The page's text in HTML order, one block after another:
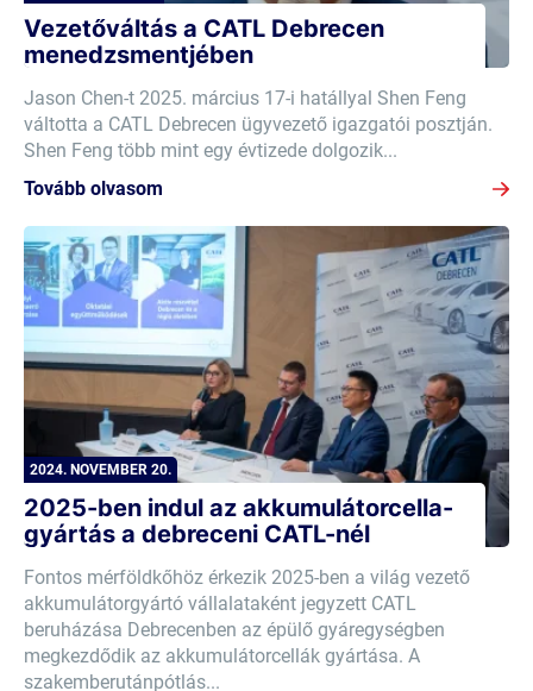
Vezetőváltás a CATL Debrecen
menedzsmentjében
Jason Chen-t 2025. március 17-i hatállyal Shen Feng
váltotta a CATL Debrecen ügyvezető igazgatói posztján.
Shen Feng több mint egy évtizede dolgozik...
Tovább olvasom
2024. NOVEMBER 20.
2025-ben indul az akkumulátorcella-
gyártás a debreceni CATL-nél
Fontos mérföldkőhöz érkezik 2025-ben a világ vezető
akkumulátorgyártó vállalataként jegyzett CATL
beruházása Debrecenben az épülő gyáregységben
megkezdődik az akkumulátorcellák gyártása. A
szakemberutánpótlás...